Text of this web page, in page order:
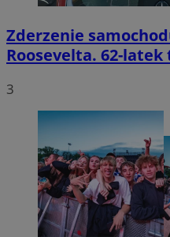
Zderzenie
Roosevelta. 62-
3